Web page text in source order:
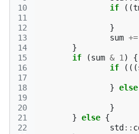
10
11
12
13
14
15
16
17
18
19
20
21
22
if
((
}
sum +=
}
if
(sum & 1 )
{
if
(((
} else
}
} else {
std ::